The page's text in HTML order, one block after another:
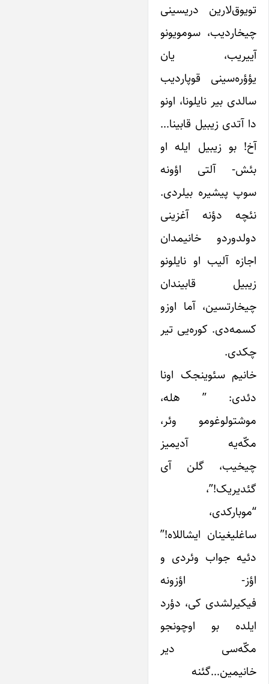
تویوق‌لارین دریسینی
چیخاردیب، سومویونو
آییریب، یان
یؤؤره‌سینی قوپاردیب
سالدی بیر نایلونا، اونو
دا آتدی زیبیل قابینا…
آخ! بو زیبیل‌ ایله او
بئش- آلتی اؤونه
سوپ پیشیره بیلردی.
نئچه دؤنه آغزینی
دولدوردو خانیمدان
اجازه آلیب او نایلونو
زیبیل قابیندان
چیخارتسین، آما اوزو
کسمه‌دی. کوره‌یی تیر
چکدی.
خانیم سئوینجک اونا
دئدی: ” هله،
موشتولوغومو وئر،
مکّه‌یه آدیمیز
چیخیب، گلن آی
گئدیریک!”،
“موبارکدی،
ساغلیغینان ایشاللاه!”
دئیه جواب وئردی و
اؤز- اؤزونه
فیکیرلشدی کی، دؤرد
ایلده بو اوچونجو
مکّه‌سی دیر
خانیمین…گئنه